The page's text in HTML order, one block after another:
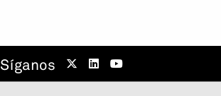
Síganos